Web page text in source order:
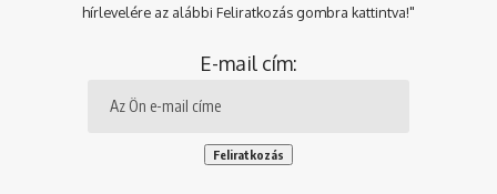
hírlevelére az alábbi Feliratkozás gombra kattintva!"
E-mail cím: